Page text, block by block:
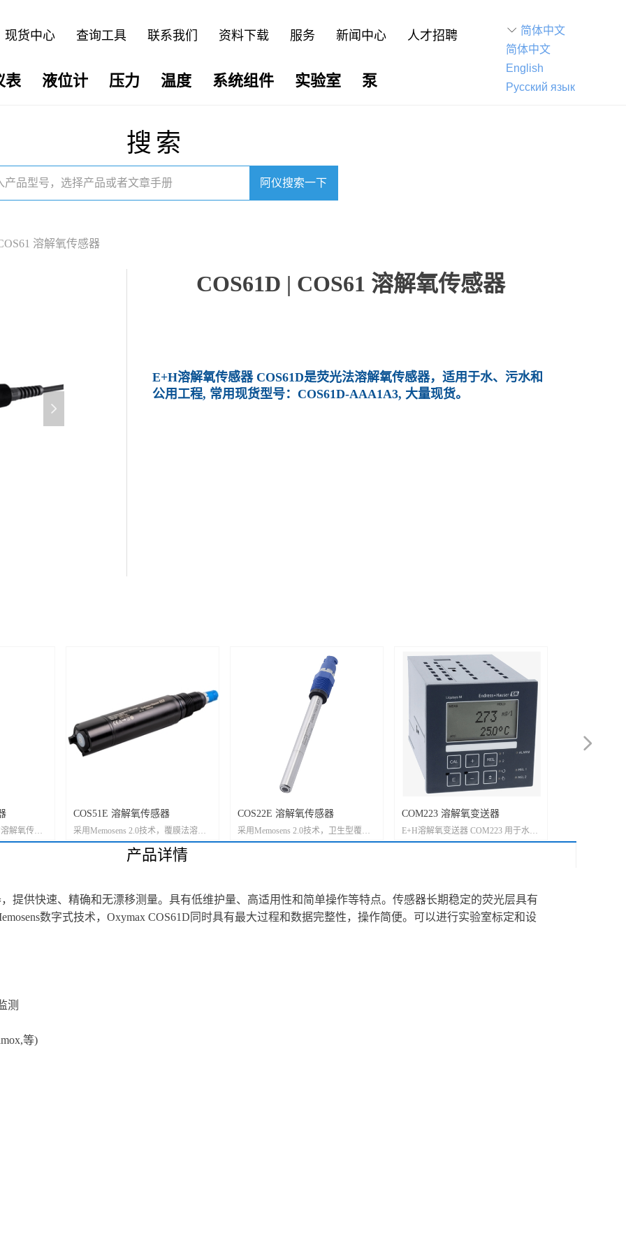
现货中心 查询工具 联系我们 资料下载 服务 新闻中心 人才招聘
阿仪搜索一下
表 液位计 压力 温度 系统组件 实验室 泵
搜索
ꀅ 简体中文
简体中文
English
Русский язык
溶解氧传感器
产品详情
提供快速、精确和无漂移测量。具有低维护量、高适用性和简单操作等特点。传感器长期稳定的荧光层具有
数字式技术，Oxymax COS61D同时具有最大过程和数据完整性，操作简便。可以进行实验室标定和设
测
等)
COS61D | COS61 溶解氧传感器
E+H溶解氧传感器 COS61D是荧光法溶解氧传感器，适用于水、污水和
公用工程, 常用现货型号：COS61D-AAA1A3, 大量现货。
넲
COM223 溶解氧变送器
E+H溶解氧变送器 COM223 用于水、
污水、公共用水和渔场的紧凑型现场
和公用工程, 最经济实用的溶解氧传感
溶解氧传感
COS51E 溶解氧传感器
采用Memosens 2.0技术，覆膜法溶解
氧传感器特别适合各类污水处理和公
用工程应用 完全替代COS51D,而且可
量程0-100mg/l,响应时间3分钟,非防
爆。 COS51E-AA26TF替代COS51-
COS22E 溶解氧传感器
采用Memosens 2.0技术，卫生型覆膜
法溶解氧传感器，适用于食品与饮
넲